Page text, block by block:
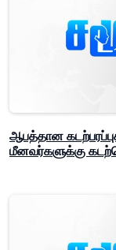
ஆபத்தான
மீனவர்களுக்கு